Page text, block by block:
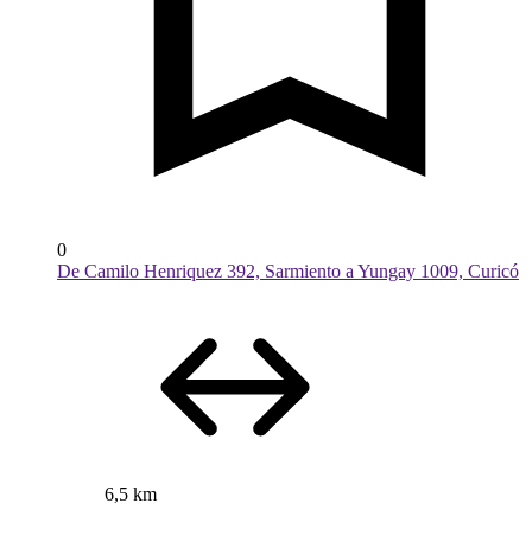
0
De Camilo Henriquez 392, Sarmiento a Yungay 1009, Curicó
6,5 km